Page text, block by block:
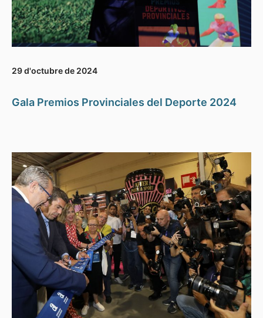
29 d'octubre de 2024
Gala Premios Provinciales del Deporte 2024